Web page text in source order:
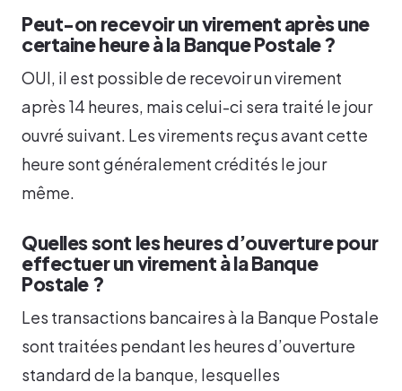
Peut-on recevoir un virement après une
certaine heure à la Banque Postale ?
OUI, il est possible de recevoir un virement
après 14 heures, mais celui-ci sera traité le jour
ouvré suivant. Les virements reçus avant cette
heure sont généralement crédités le jour
même.
Quelles sont les heures d’ouverture pour
effectuer un virement à la Banque
Postale ?
Les transactions bancaires à la Banque Postale
sont traitées pendant les heures d’ouverture
standard de la banque, lesquelles